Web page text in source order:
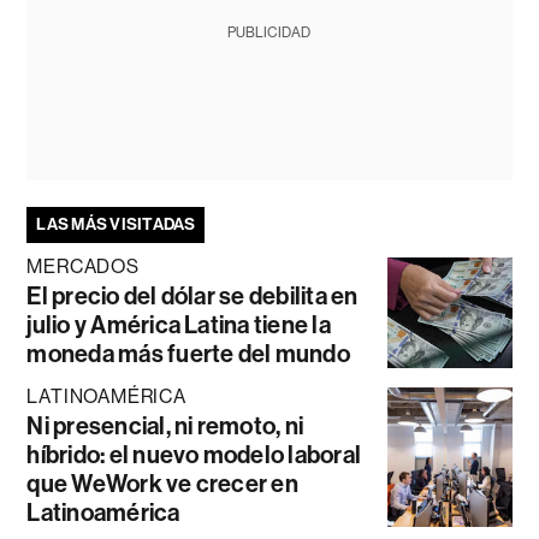
PUBLICIDAD
LAS MÁS VISITADAS
MERCADOS
El precio del dólar se debilita en
julio y América Latina tiene la
moneda más fuerte del mundo
LATINOAMÉRICA
Ni presencial, ni remoto, ni
híbrido: el nuevo modelo laboral
que WeWork ve crecer en
Latinoamérica